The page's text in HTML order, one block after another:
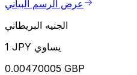
عرض الرسم البياني
الجنيه البريطاني
1 JPY يساوي
0.00470005 GBP